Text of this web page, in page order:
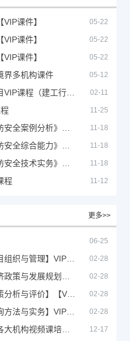
课件】 05-22
课件】 05-22
课件】 05-22
界多机构课件 05-12
02-11
11-25
11-18
11-18
11-18
程 11-12
更多>>
06-25
02-28
02-28
02-28
02-28
12-17